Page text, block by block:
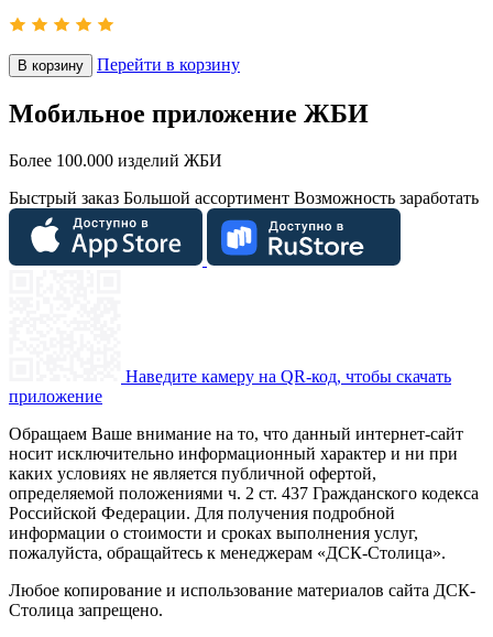
В корзину Перейти в корзину
Мобильное приложение ЖБИ
Более 100.000 изделий ЖБИ
Быстрый заказ Большой ассортимент Возможность заработать
Наведите камеру на QR-код, чтобы скачать
приложение
Обращаем Ваше внимание на то, что данный интернет-сайт
носит исключительно информационный характер и ни при
каких условиях не является публичной офертой,
определяемой положениями ч. 2 ст. 437 Гражданского кодекса
Российской Федерации. Для получения подробной
информации о стоимости и сроках выполнения услуг,
пожалуйста, обращайтесь к менеджерам «ДСК-Столица».
Любое копирование и использование материалов сайта ДСК-
Столица запрещено.